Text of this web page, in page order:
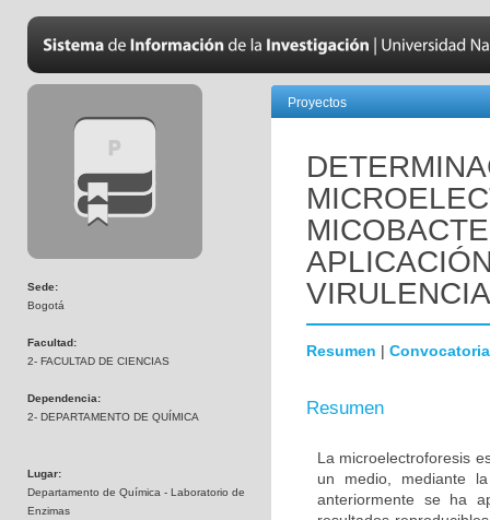
Sede:
Bogotá
Facultad:
2- FACULTAD DE CIENCIAS
Dependencia:
2- DEPARTAMENTO DE QUÍMICA
Lugar:
Departamento de Química - Laboratorio de
Enzimas
Proyectos
VIRULENCIA
Resumen | Convocatoria
Resumen
La microelectroforesis
un medio, mediante
anteriormente se ha